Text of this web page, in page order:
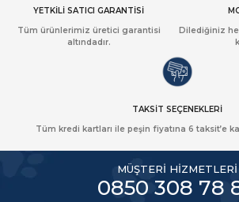
YETKİLİ SATICI GARANTİSİ
Tüm ürünlerimiz üretici garantisi
altındadır.
Dilediğiniz
TAKSİT SEÇENEKLERİ
Tüm kredi kartları ile peşin fiyatına 6 taksit’e
MÜŞTERİ HİZMETLERİ
0850 308 78